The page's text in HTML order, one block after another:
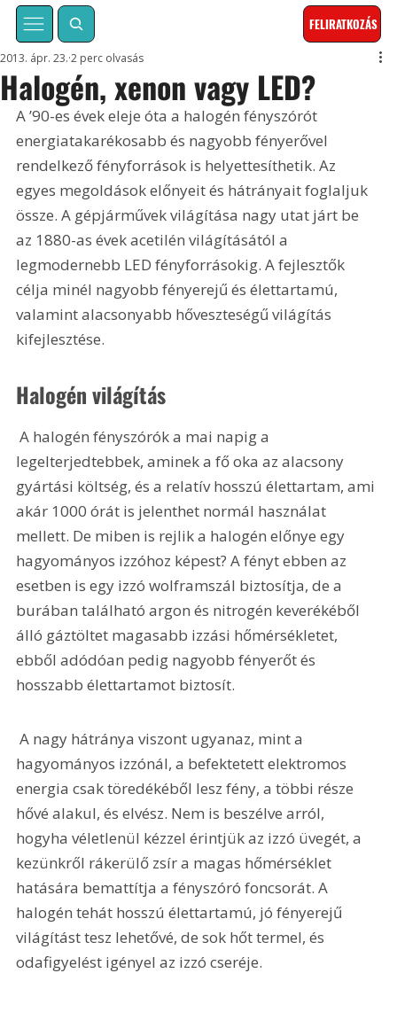
FELIRATKOZÁS
Halogén, xenon vagy LED?
2013. ápr. 23. 2 perc olvasás
A ’90-es évek eleje óta a halogén fényszórót
energiatakarékosabb és nagyobb fényerővel
rendelkező fényforrások is helyettesíthetik. Az
egyes megoldások előnyeit és hátrányait foglaljuk
össze. A gépjárművek világítása nagy utat járt be
az 1880-as évek acetilén világításától a
legmodernebb LED fényforrásokig. A fejlesztők
célja minél nagyobb fényerejű és élettartamú,
valamint alacsonyabb hőveszteségű világítás
kifejlesztése.
Halogén világítás
A halogén fényszórók a mai napig a
legelterjedtebbek, aminek a fő oka az alacsony
gyártási költség, és a relatív hosszú élettartam, ami
akár 1000 órát is jelenthet normál használat
mellett. De miben is rejlik a halogén előnye egy
hagyományos izzóhoz képest? A fényt ebben az
esetben is egy izzó wolframszál biztosítja, de a
burában található argon és nitrogén keverékéből
álló gáztöltet magasabb izzási hőmérsékletet,
ebből adódóan pedig nagyobb fényerőt és
hosszabb élettartamot biztosít.
A nagy hátránya viszont ugyanaz, mint a
hagyományos izzónál, a befektetett elektromos
energia csak töredékéből lesz fény, a többi része
hővé alakul, és elvész. Nem is beszélve arról,
hogyha véletlenül kézzel érintjük az izzó üvegét, a
kezünkről rákerülő zsír a magas hőmérséklet
hatására bemattítja a fényszóró foncsorát. A
halogén tehát hosszú élettartamú, jó fényerejű
világítást tesz lehetővé, de sok hőt termel, és
odafigyelést igényel az izzó cseréje.